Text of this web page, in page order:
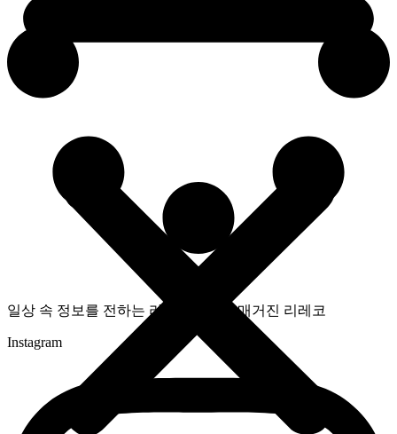
일상 속 정보를 전하는 라이프스타일 매거진 리레코
Instagram